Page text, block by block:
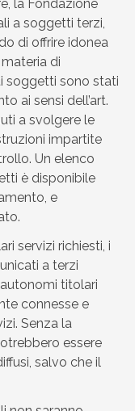
la Fondazione
a soggetti terzi,
di offrire idonea
di
soggetti sono stati
ai sensi dell’art.
a svolgere le
impartite
Un elenco
è disponibile
e
servizi richiesti, i
a terzi
titolari
connesse e
Senza la
essere
salvo che il